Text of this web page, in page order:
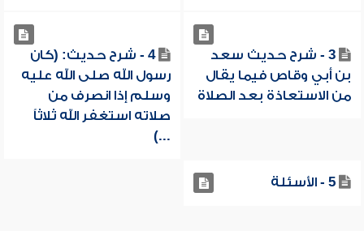
3 - شرح حديث سعد
بن أبي وقاص فيما يقال
من الاستعاذة بعد الصلاة
4 - شرح حديث: (كان
رسول الله صلى الله عليه
وسلم إذا انصرف من
صلاته استغفر الله ثلاثاً
...)
5 - الأسئلة